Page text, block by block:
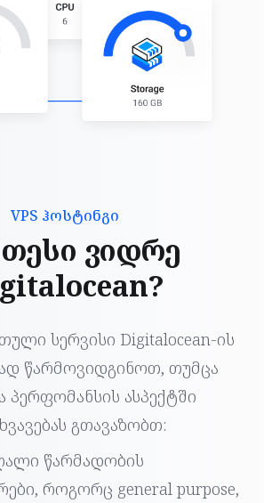
VPS ჰოსტინგი
ვიდრე
სერვისი Digitalocean-ის
წარმოვიდგინოთ, თუმცა
პერფომანსის ასპექტში
გთავაზობთ:
წარმადობის
როგორც general purpose,